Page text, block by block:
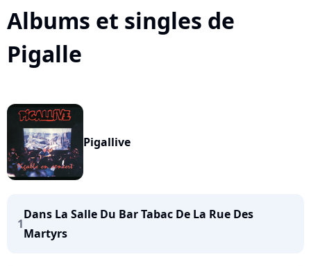
Albums et singles de
Pigalle
Pigallive
1
Dans La Salle Du Bar Tabac De La Rue Des
Martyrs